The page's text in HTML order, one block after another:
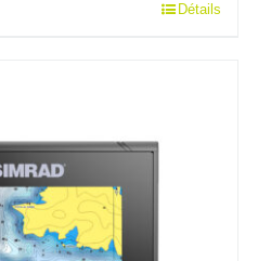
actuel
Détails